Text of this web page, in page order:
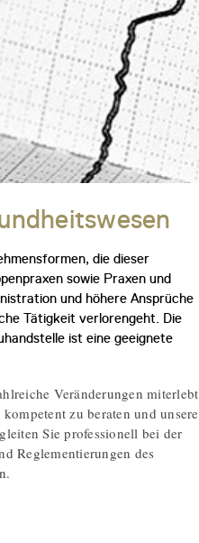
die dieser
sowie Praxen und
und höhere Ansprüche
Tätigkeit verlorengeht. Die
ist eine geeignete
Veränderungen miterlebt
zu beraten und unsere
Sie professionell bei der
Reglementierungen des